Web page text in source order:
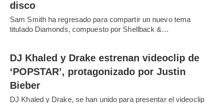
disco
Sam Smith ha regresado para compartir un nuevo tema
titulado Diamonds, compuesto por Shellback &…
DJ Khaled y Drake estrenan videoclip de
‘POPSTAR’, protagonizado por Justin
Bieber
DJ Khaled y Drake, se han unido para presentar el videoclip